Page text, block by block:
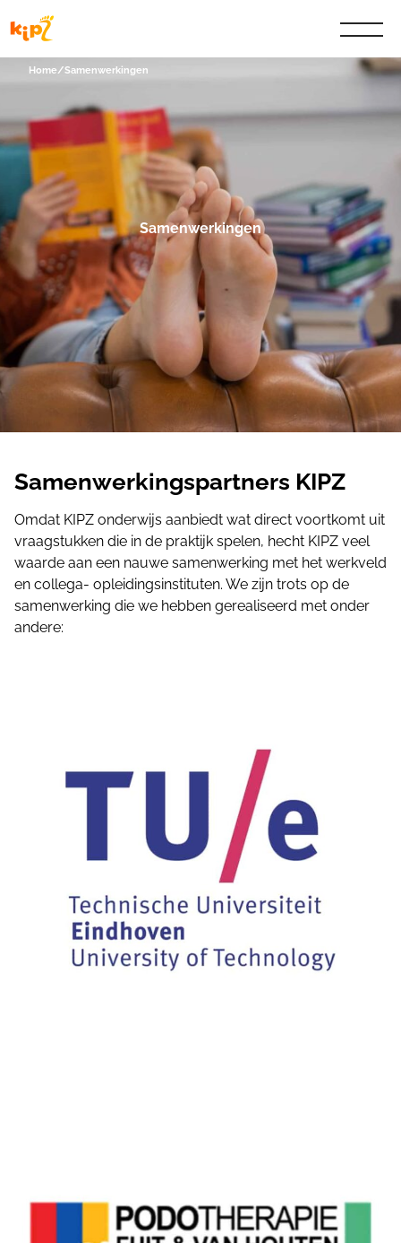
Home/Samenwerkingen
Samenwerkingen
Samenwerkingspartners KIPZ
Omdat KIPZ onderwijs aanbiedt wat direct voortkomt uit
vraagstukken die in de praktijk spelen, hecht KIPZ veel
waarde aan een nauwe samenwerking met het werkveld
en collega- opleidingsinstituten. We zijn trots op de
samenwerking die we hebben gerealiseerd met onder
andere: